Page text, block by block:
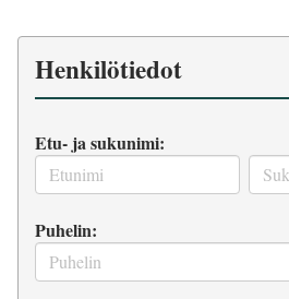
Henkilötiedot
Etu- ja sukunimi:
Puhelin: